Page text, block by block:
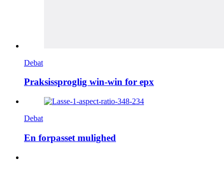
Debat
Praksissproglig win-win for epx
Debat
En forpasset mulighed